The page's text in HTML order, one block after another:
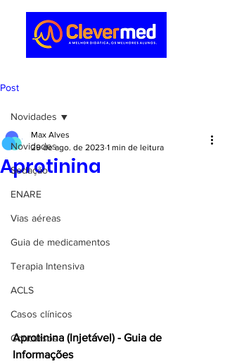
Post
Novidades
Sedação
ENARE
Vias aéreas
Guia de medicamentos
Terapia Intensiva
ACLS
Casos clínicos
Concursos
Novidades
Aprotinina
Max Alves
29 de ago. de 2023 1 min de leitura
Aprotinina (Injetável) - Guia de
Informações